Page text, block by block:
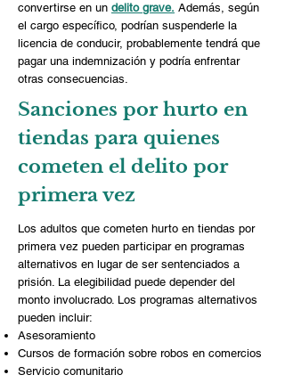
convertirse en un delito grave. Además, según
el cargo específico, podrían suspenderle la
licencia de conducir, probablemente tendrá que
pagar una indemnización y podría enfrentar
otras consecuencias.
Sanciones por hurto en
tiendas para quienes
cometen el delito por
primera vez
Los adultos que cometen hurto en tiendas por
primera vez pueden participar en programas
alternativos en lugar de ser sentenciados a
prisión. La elegibilidad puede depender del
monto involucrado. Los programas alternativos
pueden incluir:
Asesoramiento
Cursos de formación sobre robos en comercios
Servicio comunitario